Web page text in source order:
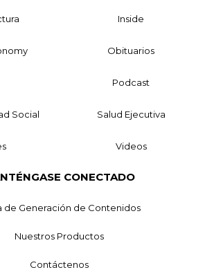
Inside
Obituarios
Podcast
Social Salud Ejecutiva
Videos
CONECTADO
de Generación de Contenidos
Nuestros Productos
Contáctenos